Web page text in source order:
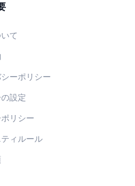
て
ーポリシー
設定
リシー
ィルール